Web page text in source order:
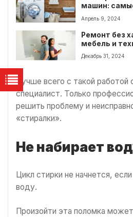
машин:
способы их
Апрель 9, 2024
Ремонт без
мебель и
работ?
Декабрь 31, 2024
Лучше всего с такой работой
специалист. Только
решить проблему и
«стиралки».
Не набирает
Цикл стирки не начнется,
воду.
Произойти эта поломка